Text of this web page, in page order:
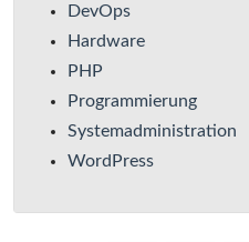
DevOps
Hardware
PHP
Programmierung
Systemadministration
WordPress